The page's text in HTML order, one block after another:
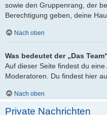
sowie den Gruppenrang, der
Berechtigung geben, deine
Nach oben
Was bedeutet der „Das
Auf dieser Seite findest du
Moderatoren. Du findest hier
Nach oben
Private Nachrichten